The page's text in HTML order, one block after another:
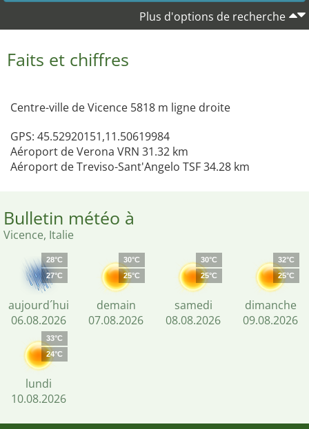
Plus d'options de recherche
Faits et chiffres
Centre-ville de Vicence 5818 m ligne droite
GPS: 45.52920151,11.50619984
Aéroport de Verona VRN 31.32 km
Aéroport de Treviso-Sant'Angelo TSF 34.28 km
Bulletin météo à
Vicence, Italie
28°C
27°C
aujourd´hui
06.08.2026
30°C
25°C
demain
07.08.2026
30°C
25°C
samedi
08.08.2026
32°C
25°C
dimanche
09.08.2026
33°C
24°C
lundi
10.08.2026